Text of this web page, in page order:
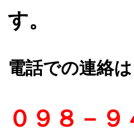
す。
電話での連絡
０ ９８－９